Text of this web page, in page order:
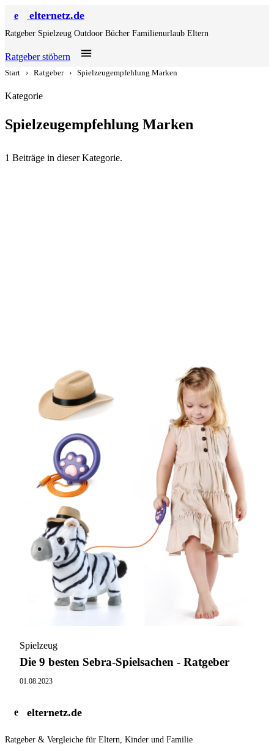
e elternetz.de
Ratgeber Spielzeug Outdoor Bücher Familienurlaub Eltern
Ratgeber stöbern
Start › Ratgeber › Spielzeugempfehlung Marken
Kategorie
Spielzeugempfehlung Marken
1 Beiträge in dieser Kategorie.
Spielzeug
Die 9 besten Sebra-Spielsachen - Ratgeber
01.08.2023
e elternetz.de
Ratgeber & Vergleiche für Eltern, Kinder und Familie